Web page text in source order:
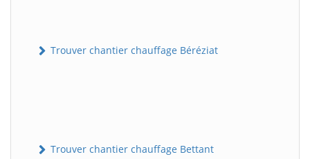
Trouver chantier chauffage Béréziat
Trouver chantier chauffage Bettant